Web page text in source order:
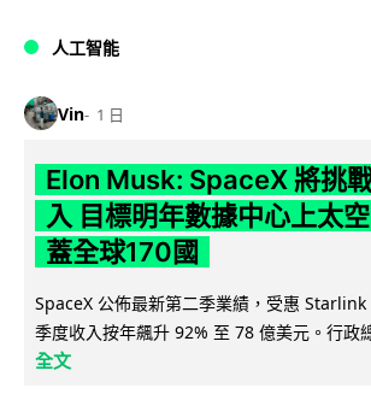
人工智能
Vin 1 日
Elon Musk: SpaceX 將挑
入 目標明年數據中心上太
蓋全球170國
SpaceX 公佈最新第二季業績，受惠 Starlink
季度收入按年飆升 92% 至 78 億美元。行政
全文